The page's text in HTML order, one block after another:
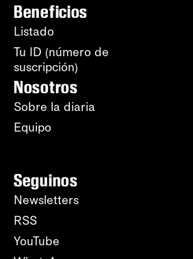
Beneficios
Listado
Tu ID (número de
suscripción)
Nosotros
Sobre la diaria
Equipo
Seguinos
Newsletters
RSS
YouTube